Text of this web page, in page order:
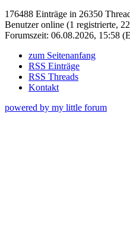
176488 Einträge in 26350
Benutzer online (1 registrierte,
Forumszeit: 06.08.2026, 15:58
zum Seitenanfang
RSS Einträge
RSS Threads
Kontakt
powered by my little forum